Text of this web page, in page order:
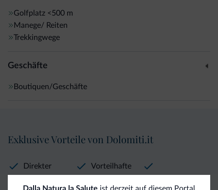
Golfplatz <500 m
Manege/ Reiten
Trekkingwege
Geschäfte
Boutiquen/Geschäfte
Exklusive Vorteile von Dolomiti.it
Direkter
Vorteilhafte